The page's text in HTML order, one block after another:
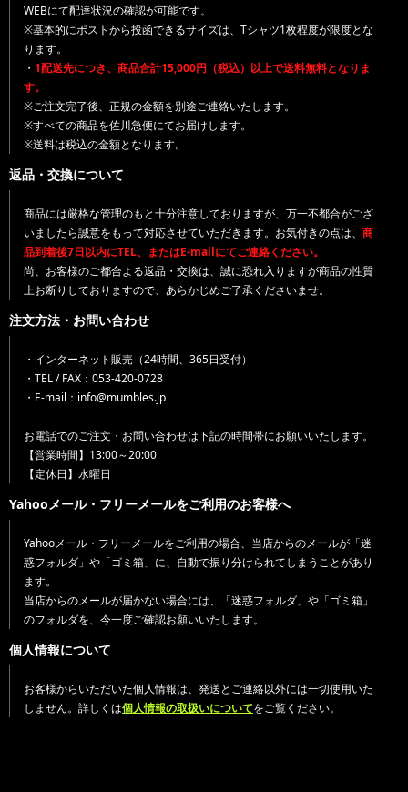
WEBにて配達状況の確認が可能です。
※基本的にポストから投函できるサイズは、Tシャツ1枚程度が限度とな
ります。
・ 1配送先につき、商品合計15,000円（税込）以上で送料無料となりま
す。
※ご注文完了後、正規の金額を別途ご連絡いたします。
※すべての商品を佐川急便にてお届けします。
※送料は税込の金額となります。
返品・交換について
商品には厳格な管理のもと十分注意しておりますが、万一不都合がござ
いましたら誠意をもって対応させていただきます。お気付きの点は、 商
品到着後7日以内にTEL、またはE-mailにてご連絡ください。
尚、お客様のご都合よる返品・交換は、誠に恐れ入りますが商品の性質
上お断りしておりますので、あらかじめご了承くださいませ。
注文方法・お問い合わせ
・インターネット販売（24時間、365日受付）
・TEL / FAX：053-420-0728
・E-mail：info@mumbles.jp
お電話でのご注文・お問い合わせは下記の時間帯にお願いいたします。
【営業時間】13:00～20:00
【定休日】水曜日
Yahooメール・フリーメールをご利用のお客様へ
Yahooメール・フリーメールをご利用の場合、当店からのメールが「迷
惑フォルダ」や「ゴミ箱」に、自動で振り分けられてしまうことがあり
ます。
当店からのメールが届かない場合には、「迷惑フォルダ」や「ゴミ箱」
のフォルダを、今一度ご確認お願いいたします。
個人情報について
お客様からいただいた個人情報は、発送とご連絡以外には一切使用いた
しません。詳しくは個人情報の取扱いについてをご覧ください。